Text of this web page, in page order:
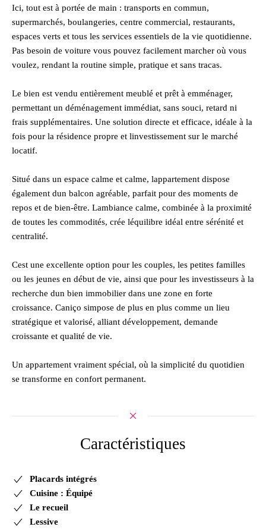
Ici, tout est à portée de main : transports en commun,
supermarchés, boulangeries, centre commercial, restaurants,
espaces verts et tous les services essentiels de la vie quotidienne.
Pas besoin de voiture vous pouvez facilement marcher où vous
voulez, rendant la routine simple, pratique et sans tracas.
Le bien est vendu entièrement meublé et prêt à emménager,
permettant un déménagement immédiat, sans souci, retard ni
frais supplémentaires. Une solution directe et efficace, idéale à la
fois pour la résidence propre et linvestissement sur le marché
locatif.
Situé dans un espace calme et calme, lappartement dispose
également dun balcon agréable, parfait pour des moments de
repos et de bien-être. Lambiance calme, combinée à la proximité
de toutes les commodités, crée léquilibre idéal entre sérénité et
centralité.
Cest une excellente option pour les couples, les petites familles
ou les jeunes en début de vie, ainsi que pour les investisseurs à la
recherche dun bien immobilier dans une zone en forte
croissance. Caniço simpose de plus en plus comme un lieu
stratégique et valorisé, alliant développement, demande
croissante et qualité de vie.
Un appartement vraiment spécial, où la simplicité du quotidien
se transforme en confort permanent.
Caractéristiques
Placards intégrés
Cuisine : Équipé
Le recueil
Lessive